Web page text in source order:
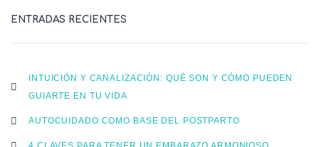
ENTRADAS RECIENTES
INTUICIÓN Y CANALIZACIÓN: QUÉ SON Y CÓMO PUEDEN
GUIARTE EN TU VIDA
AUTOCUIDADO COMO BASE DEL POSTPARTO